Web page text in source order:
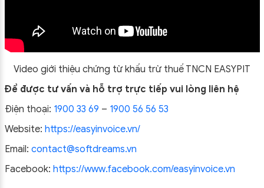
Video giới thiệu chứng từ khấu trừ thuế TNCN EASYPIT
Để được tư vấn và hỗ trợ trực tiếp vui lòng liên hệ
Điện thoại: 1900 33 69 – 1900 56 56 53
Website: https://easyinvoice.vn/
Email: contact@softdreams.vn
Facebook: https://www.facebook.com/easyinvoice.vn